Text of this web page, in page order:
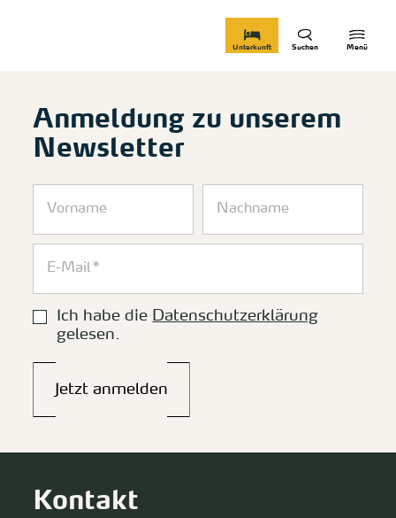
Menü
Suchen
Unterkunft
Anmeldung zu unserem
Newsletter
Ich habe die Datenschutzerklärung
gelesen.
Jetzt anmelden
Kontakt